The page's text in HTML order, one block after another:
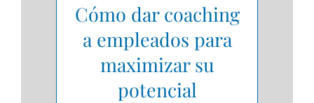
Cómo dar coaching
a empleados para
maximizar su
potencial